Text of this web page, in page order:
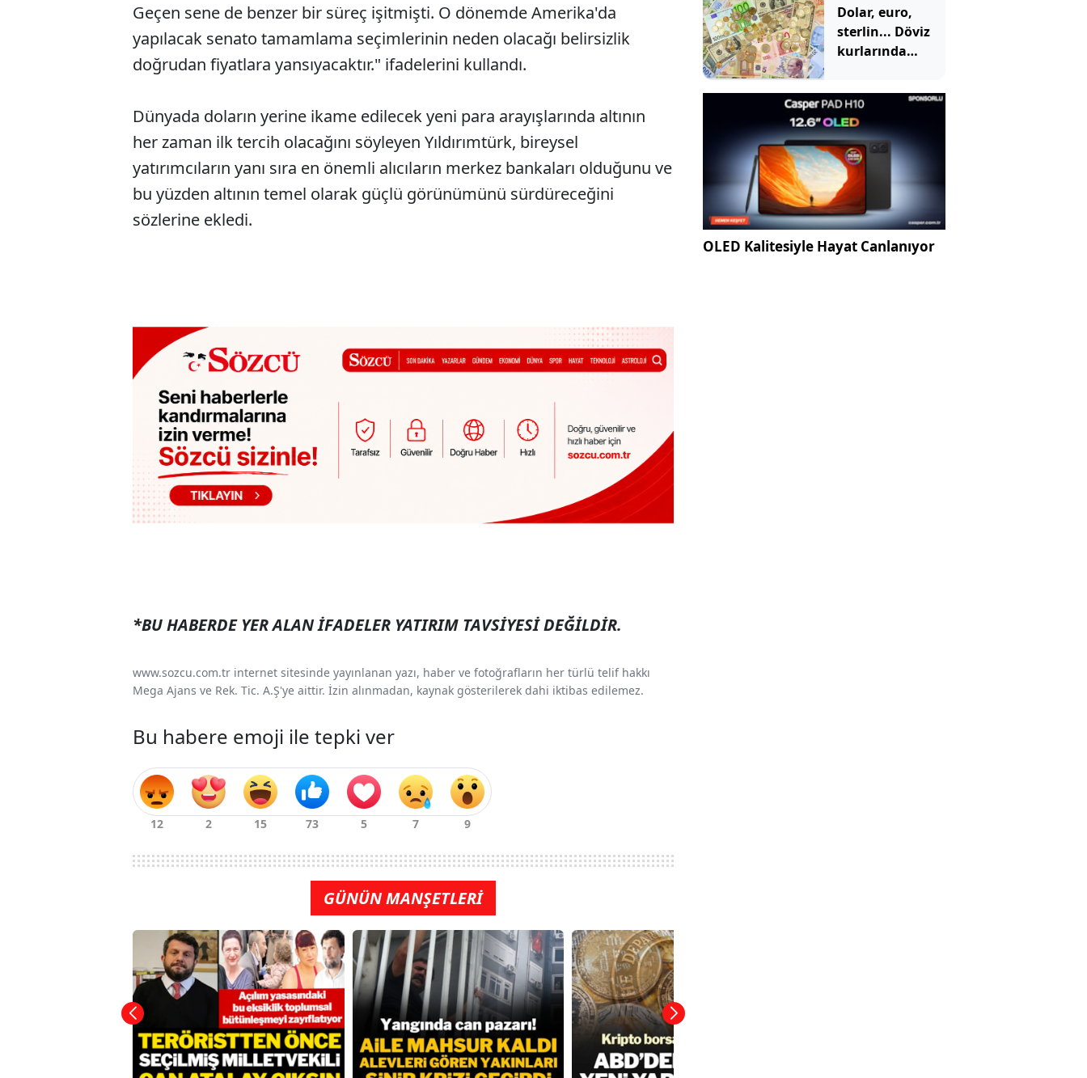
Geçen sene de benzer bir süreç işitmişti. O dönemde Amerika'da
yapılacak senato tamamlama seçimlerinin neden olacağı belirsizlik
doğrudan fiyatlara yansıyacaktır." ifadelerini kullandı.
Dünyada doların yerine ikame edilecek yeni para arayışlarında altının
her zaman ilk tercih olacağını söyleyen Yıldırımtürk, bireysel
yatırımcıların yanı sıra en önemli alıcıların merkez bankaları olduğunu ve
bu yüzden altının temel olarak güçlü görünümünü sürdüreceğini
sözlerine ekledi.
*BU HABERDE YER ALAN İFADELER YATIRIM TAVSİYESİ DEĞİLDİR.
www.sozcu.com.tr internet sitesinde yayınlanan yazı, haber ve fotoğrafların her türlü telif hakkı
Mega Ajans ve Rek. Tic. A.Ş'ye aittir. İzin alınmadan, kaynak gösterilerek dahi iktibas edilemez.
Bu habere emoji ile tepki ver
GÜNÜN MANŞETLERİ
Dolar, euro,
sterlin... Döviz
kurlarında
OLED Kalitesiyle Hayat Canlanıyor